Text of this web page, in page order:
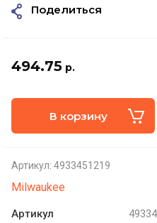
494.75 р.
В корзину
Артикул: 4933451219
Milwaukee
Артикул
Поделиться